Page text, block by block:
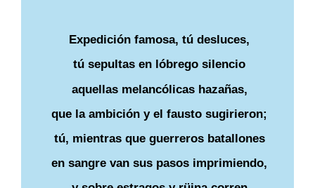
Expedición famosa, tú desluces,
tú sepultas en lóbrego silencio
aquellas melancólicas hazañas,
que la ambición y el fausto sugirieron;
tú, mientras que guerreros batallones
en sangre van sus pasos imprimiendo,